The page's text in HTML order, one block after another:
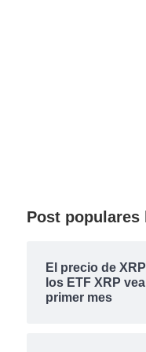
Post populares
El precio de
los ETF XRP
primer mes